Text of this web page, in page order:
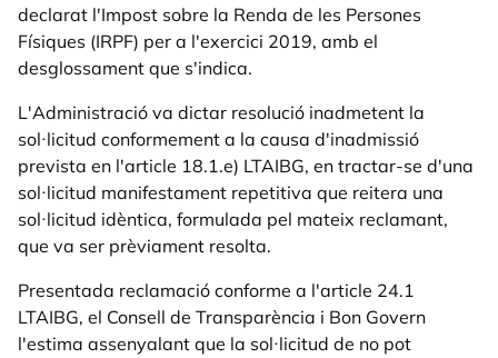
declarat l'Impost sobre la Renda de les Persones
Físiques (IRPF) per a l'exercici 2019, amb el
desglossament que s'indica.
L'Administració va dictar resolució inadmetent la
sol·licitud conformement a la causa d'inadmissió
prevista en l'article 18.1.e) LTAIBG, en tractar-se d'una
sol·licitud manifestament repetitiva que reitera una
sol·licitud idèntica, formulada pel mateix reclamant,
que va ser prèviament resolta.
Presentada reclamació conforme a l'article 24.1
LTAIBG, el Consell de Transparència i Bon Govern
l'estima assenyalant que la sol·licitud de no pot